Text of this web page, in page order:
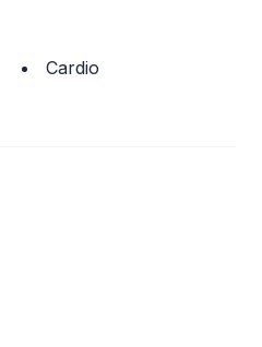
Cardio